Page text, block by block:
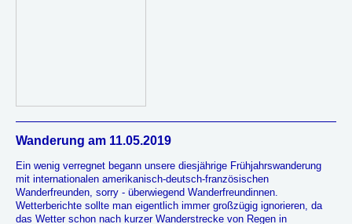
Wanderung am 11.05.2019
Ein wenig verregnet begann unsere diesjährige Frühjahrswanderung
mit internationalen amerikanisch-deutsch-französischen
Wanderfreunden, sorry - überwiegend Wanderfreundinnen.
Wetterberichte sollte man eigentlich immer großzügig ignorieren, da
das Wetter schon nach kurzer Wanderstrecke von Regen in